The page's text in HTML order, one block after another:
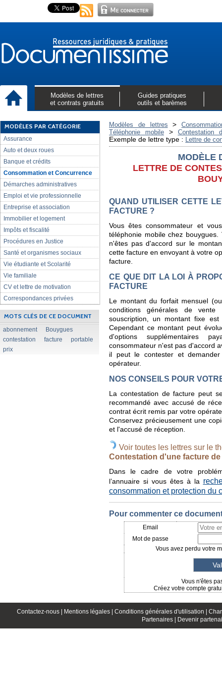
Modèles de lettres
et contrats gratuits
Guides pratiques
outils et barèmes
MODÈLES PAR CATÉGORIE
Assurance
Auto et deux roues
Banque et crédits
Consommation et Concurrence
Démarches administratives
Emploi et vie professionnelle
Entreprise et association
Immobilier et logement
Impôts et fiscalité
Procédures en Justice
Santé et organismes sociaux
Vie étudiante et Scolarité
Vie familiale
CV et lettre de motivation
Correspondances privées
MOTS CLÉS DE CE DOCUMENT
abonnement
Bouygues
contestation
facture
portable
prix
Modèles de lettres >
Téléphonie mobile> Contestation
Exemple de lettre type : Lettre de
MODÈLE
LETTRE DE
QUAND UTILISER CETTE
FACTURE ?
Vous êtes consommateur et
téléphonie mobile chez
n'êtes pas d'accord sur le
cette facture en envoyant à votre
facture.
CE QUE DIT LA LOI À
FACTURE
Le montant du forfait mensuel
conditions générales de
souscription, un montant fixe
Cependant ce montant peut
d'options supplémentaires
consommateur n'est pas d'accord
il peut le contester et
opérateur.
NOS CONSEILS POUR
La contestation de facture peut
recommandé avec accusé de
contrat écrit remis par votre
Conservez précieusement une
et l'accusé de réception.
Voir toutes les lettres sur le
Contestation d'une facture
Dans le cadre de votre
l’annuaire si vous êtes à la
consommation et protection du
Pour commenter ce
Email
Mot de passe
Vous avez perdu votre
Vous n'êtes
Créez votre compte
Contactez-nous | Mentions légales | Conditions générales d'utilisation |
Partenaires |
Devenir